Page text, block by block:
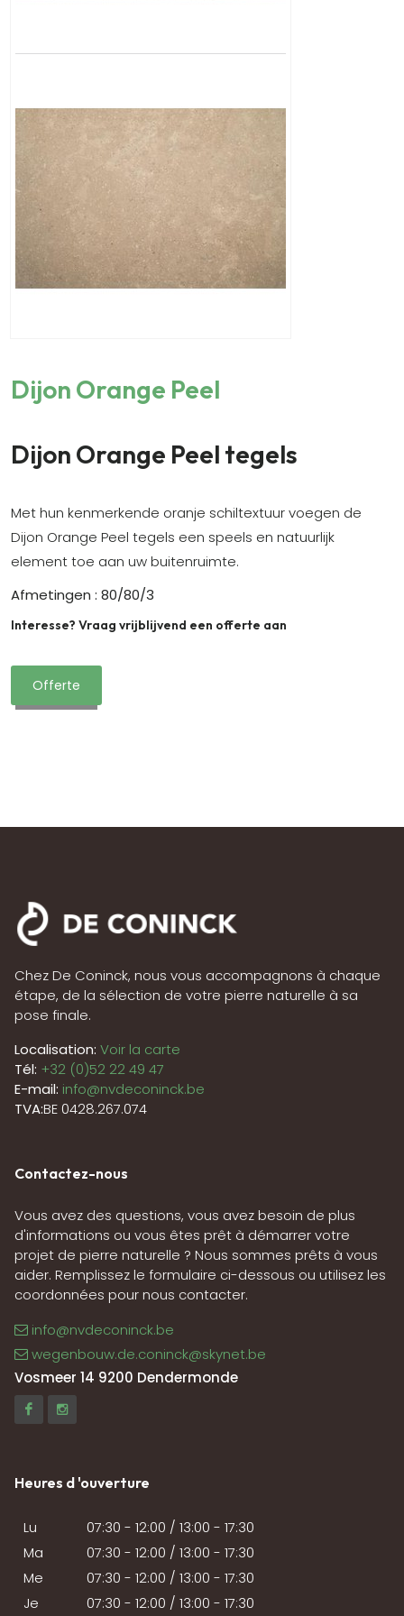
Dijon Orange Peel
Dijon Orange Peel tegels
Met hun kenmerkende oranje schiltextuur voegen de
Dijon Orange Peel tegels een speels en natuurlijk
element toe aan uw buitenruimte.
Afmetingen : 80/80/3
Interesse? Vraag vrijblijvend een offerte aan
Offerte
Chez De Coninck, nous vous accompagnons à chaque
étape, de la sélection de votre pierre naturelle à sa
pose finale.
Localisation: Voir la carte
Tél: +32 (0)52 22 49 47
E-mail: info@nvdeconinck.be
TVA:BE 0428.267.074
Contactez-nous
Vous avez des questions, vous avez besoin de plus
d'informations ou vous êtes prêt à démarrer votre
projet de pierre naturelle ? Nous sommes prêts à vous
aider. Remplissez le formulaire ci-dessous ou utilisez les
coordonnées pour nous contacter.
info@nvdeconinck.be
wegenbouw.de.coninck@skynet.be
Vosmeer 14 9200 Dendermonde
Heures d 'ouverture
Lu
07:30 - 12:00 / 13:00 - 17:30
Ma
07:30 - 12:00 / 13:00 - 17:30
Me
07:30 - 12:00 / 13:00 - 17:30
Je
07:30 - 12:00 / 13:00 - 17:30